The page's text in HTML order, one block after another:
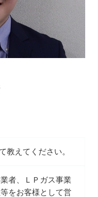
えてください。
者、ＬＰガス事業
をお客様として営